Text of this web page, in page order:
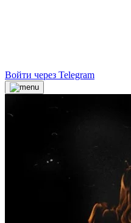
Войти через Telegram